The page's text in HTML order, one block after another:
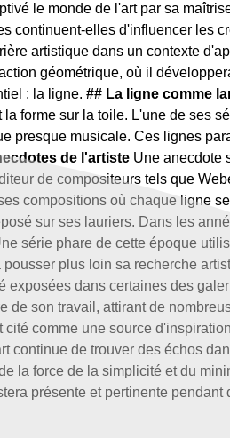
le monde de l'art par sa
continuent-elles d'influencer les
artistique dans un contexte
géométrique, où il
: la ligne.## La ligne comme
forme sur la toile. L'une de ses
presque musicale. Ces lignes
de l'artiste Une anecdote
de compositeurs tels que
compositions où chaque ligne
sur ses lauriers. Dans les
série phare de cette époque
plus loin sa recherche
dans certaines des
son travail, attirant de
comme une source
continue de trouver des échos
la force de la simplicité et du
présente et pertinente pendant